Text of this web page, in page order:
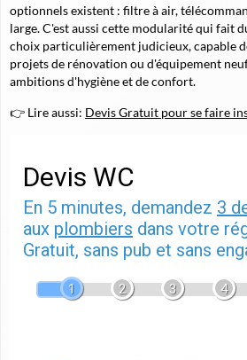
optionnels existent : filtre à air,
large. C'est aussi cette modularité qui fait
choix particulièrement judicieux, capable
projets de rénovation ou d'équipement
ambitions d'hygiène et de confort.
👉 Lire aussi: Devis Gratuit pour se faire
Devis WC
En 5 minutes, demandez 3
aux plombiers dans votre
Gratuit, sans pub et sans
1 2 3 4